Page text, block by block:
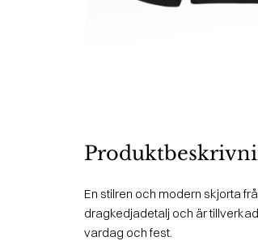
En stilren och modern skjorta
dragkedjadetalj och är
vardag och fest.